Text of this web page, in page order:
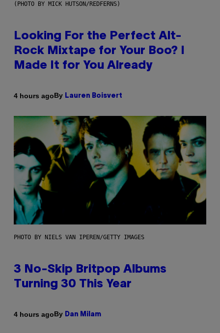
(PHOTO BY MICK HUTSON/REDFERNS)
Looking For the Perfect Alt-
Rock Mixtape for Your Boo? I
Made It for You Already
4 hours agoBy Lauren Boisvert
PHOTO BY NIELS VAN IPEREN/GETTY IMAGES
3 No-Skip Britpop Albums
Turning 30 This Year
4 hours agoBy Dan Milam